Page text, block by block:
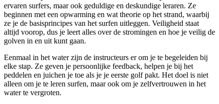
ervaren surfers, maar ook geduldige en deskundige leraren. Ze
beginnen met een opwarming en wat theorie op het strand, waarbij
ze je de basisprincipes van het surfen uitleggen. Veiligheid staat
altijd voorop, dus je leert alles over de stromingen en hoe je veilig de
golven in en uit kunt gaan.
Eenmaal in het water zijn de instructeurs er om je te begeleiden bij
elke stap. Ze geven je persoonlijke feedback, helpen je bij het
peddelen en juichen je toe als je je eerste golf pakt. Het doel is niet
alleen om je te leren surfen, maar ook om je zelfvertrouwen in het
water te vergroten.